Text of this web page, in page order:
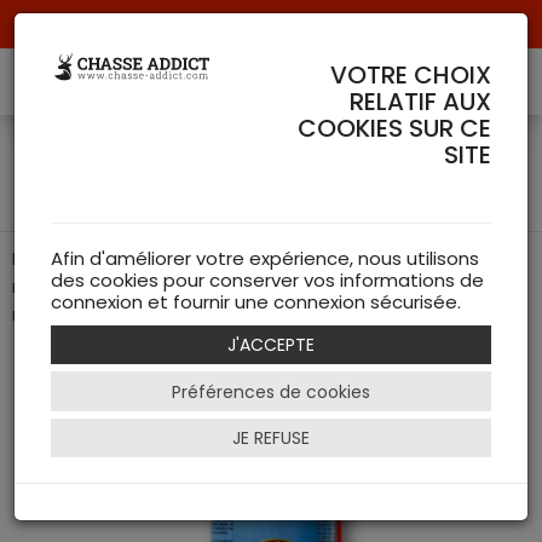
Huile Armistol 3 en 1 Aérosol
L'indispensable "Plus Vendue" : Lubrifie, protège et
neutralise les résidus de poudre pour une longévité
maximale.
VOTRE CHOIX
RELATIF AUX
COOKIES SUR CE
SITE
Afin d'améliorer votre expérience, nous utilisons
des cookies pour conserver vos informations de
connexion et fournir une connexion sécurisée.
J'ACCEPTE
Préférences de cookies
JE REFUSE